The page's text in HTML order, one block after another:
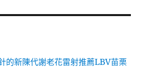
的新陳代謝老花雷射推薦LBV苗栗